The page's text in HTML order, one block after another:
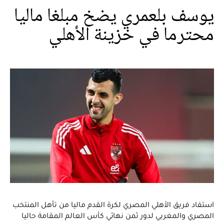
يوسف بلعمري يضخ مبلغا ماليا
محترما في خزينة الأهلي
استفاد فريق الأهلي المصري لكرة القدم ماليا من تأهل المنتخب
المصري والمغربي لدور ثمن نهائي كأس العالم المقامة حاليا